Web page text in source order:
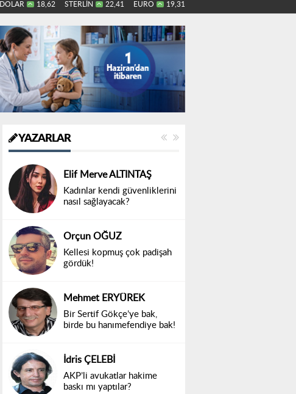
DOLAR 18,62 STERLİN 22,41 EURO 19,31
YAZARLAR
Elif Merve ALTINTAŞ
Kadınlar kendi güvenliklerini
nasıl sağlayacak?
Orçun OĞUZ
Kellesi kopmuş çok padişah
gördük!
Mehmet ERYÜREK
Bir Sertif Gökçe’ye bak,
birde bu hanımefendiye bak!
İdris ÇELEBİ
AKP’li avukatlar hakime
baskı mı yaptılar?